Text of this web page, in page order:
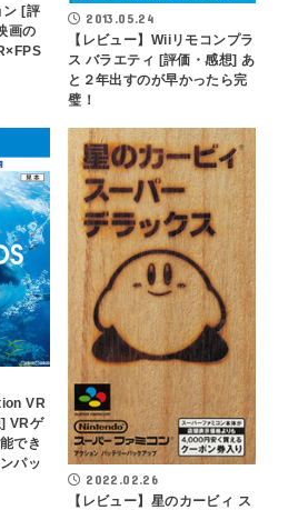
ン [評
画の
2013.05.24
【レビュー】Wiiリモコンプラ
ス バラエティ [評価・感想] あ
と２年出すのが早かったら完
璧！
VR
VRゲ
でき
パッ
2022.02.26
【レビュー】星のカービィ ス